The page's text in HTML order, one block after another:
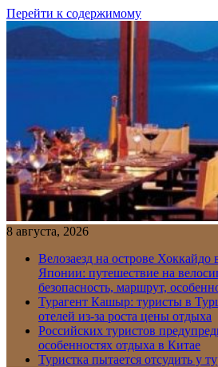
Перейти к содержимому
8 августа, 2026
Велозаезд на острове Хоккайдо
Японии: путешествие на
безопасность, маршрут,
Турагент Кашыр: туристы в
отелей из-за роста цены отдыха
Российских туристов
особенностях отдыха в Китае
Туристка пытается отсудить у